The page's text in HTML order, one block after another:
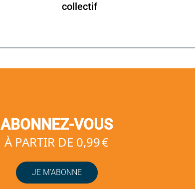
collectif
ABONNEZ-VOUS
À PARTIR DE 0,99 €
JE M’ABONNE